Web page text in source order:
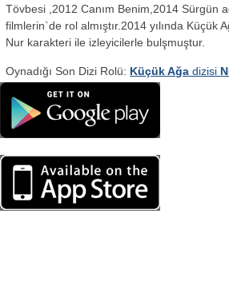
Tövbesi ,2012 Canım Benim,2014 Sürgün
filmlerin`de rol almıştır.2014 yılında Küçük
Nur karakteri ile izleyicilerle bulşmuştur.
Oynadığı Son Dizi Rolü: Küçük Ağa dizisi